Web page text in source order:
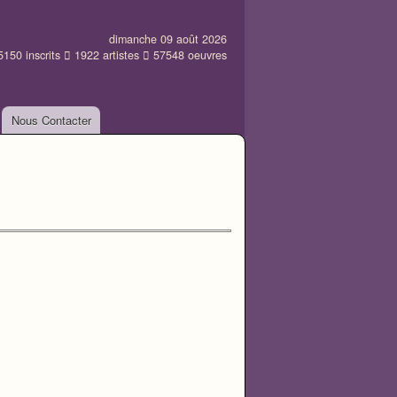
dimanche 09 août 2026
inscrits 1922 artistes 57548 oeuvres
Nous Contacter